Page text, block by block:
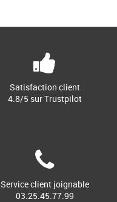
Satisfaction client
4.8/5 sur Trustpilot
Service client joignable
03.25.45.77.99